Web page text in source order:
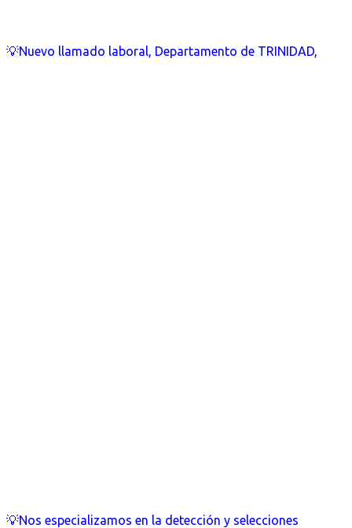
💡Nuevo llamado laboral, Departamento de TRINIDAD,
💡Nos especializamos en la detección y selecciones